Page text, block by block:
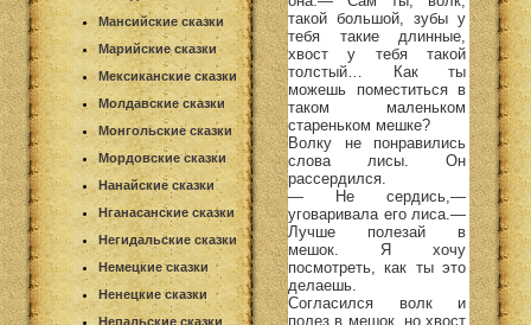
Мансийские сказки
Марийские сказки
Мексиканские сказки
Молдавские сказки
Монгольские сказки
Мордовские сказки
Нанайские сказки
Нганасанские сказки
Негидальские сказки
Немецкие сказки
Ненецкие сказки
Непальские сказки
такой большой, зубы у
тебя такие длинные,
хвост у тебя такой
толстый… Как ты
можешь поместиться в
таком маленьком
стареньком мешке?
Волку не понравились
слова лисы. Он
рассердился.
— Не сердись,—
уговаривала его лиса.—
Лучше полезай в
мешок. Я хочу
посмотреть, как ты это
делаешь.
Согласился волк и
полез в мешок, но хвост